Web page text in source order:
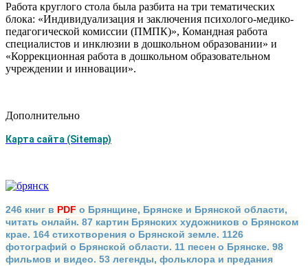
Работа круглого стола была разбита на три тематических
блока: «Индивидуализация и заключения психолого-медико-
педагогической комиссии (ПМПК)», Командная работа
специалистов и инклюзии в дошкольном образовании» и
«Коррекционная работа в дошкольном образовательном
учреждении и инновации».
Дополнительно
Карта сайта (Sitemap)
246 книг в PDF о Брянщине, Брянске и Брянской области,
читать онлайн. 87 картин Брянских художников о Брянском
крае. 164 стихотворения о Брянской земле. 1126
фотографий о Брянской области. 11 песен о Брянске. 98
фильмов и видео. 53 легенды, фольклора и предания